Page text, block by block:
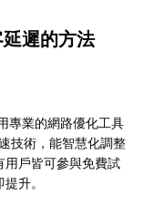
遲的方法
專業的網路優化工具
技術，能智慧化調整
用戶皆可參與免費試
升。